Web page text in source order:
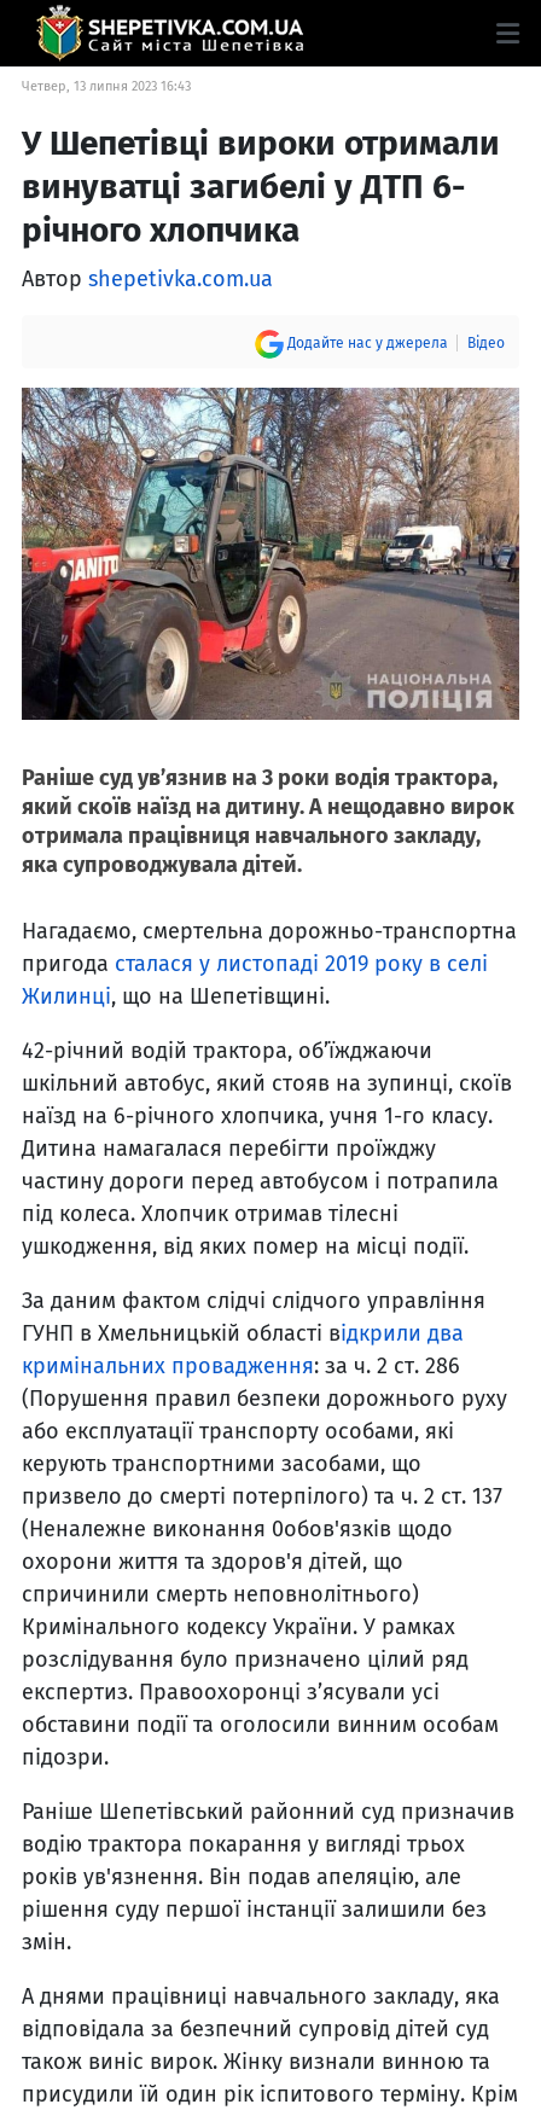
Четвер, 13 липня 2023 16:43
У Шепетівці вироки отримали
винуватці загибелі у ДТП 6-
річного хлопчика
Автор shepetivka.com.ua
Додайте нас у джерела Відео
Раніше суд ув’язнив на 3 роки водія трактора,
який скоїв наїзд на дитину. А нещодавно вирок
отримала працівниця навчального закладу,
яка супроводжувала дітей.
Нагадаємо, смертельна дорожньо-транспортна
пригода сталася у листопаді 2019 року в селі
Жилинці, що на Шепетівщині.
42-річний водій трактора, об’їжджаючи
шкільний автобус, який стояв на зупинці, скоїв
наїзд на 6-річного хлопчика, учня 1-го класу.
Дитина намагалася перебігти проїжджу
частину дороги перед автобусом і потрапила
під колеса. Хлопчик отримав тілесні
ушкодження, від яких помер на місці події.
За даним фактом слідчі слідчого управління
ГУНП в Хмельницькій області відкрили два
кримінальних провадження: за ч. 2 ст. 286
(Порушення правил безпеки дорожнього руху
або експлуатації транспорту особами, які
керують транспортними засобами, що
призвело до смерті потерпілого) та ч. 2 ст. 137
(Неналежне виконання 0обов'язків щодо
охорони життя та здоров'я дітей, що
спричинили смерть неповнолітнього)
Кримінального кодексу України. У рамках
розслідування було призначено цілий ряд
експертиз. Правоохоронці з’ясували усі
обставини події та оголосили винним особам
підозри.
Раніше Шепетівський районний суд призначив
водію трактора покарання у вигляді трьох
років ув'язнення. Він подав апеляцію, але
рішення суду першої інстанції залишили без
змін.
А днями працівниці навчального закладу, яка
відповідала за безпечний супровід дітей суд
також виніс вирок. Жінку визнали винною та
присудили їй один рік іспитового терміну. Крім